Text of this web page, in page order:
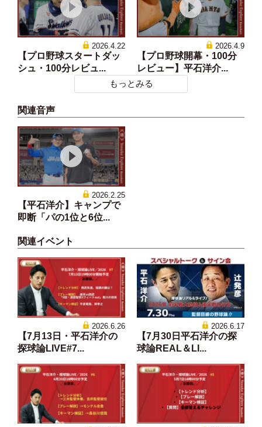
2026.4.22
【プロ野球スタートダッ
シュ・100分レビュ...
2026.4.9
【プロ野球開幕・100分
レビュー】平石洋介...
もっとみる
関連音声
2026.2.25
【平石洋介】キャンプで
即断「パの1位と6位...
関連イベント
2026.6.26
【7月13日・平石洋介の
探球論LIVE#7...
2026.6.17
【7月30日平石洋介の探
球論REAL＆LI...